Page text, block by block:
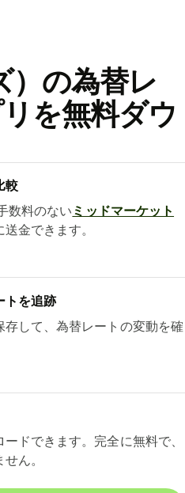
）の為替レ
を無料ダウ
較
数料のない ミッドマーケット
金できます。
トを追跡
存して、為替レートの変動を確
ドできます。完全に無料で、
ん。